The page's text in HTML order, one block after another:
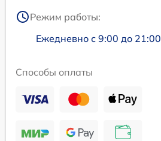
Режим работы:
Ежедневно с 9:00 до 21:00
Способы оплаты